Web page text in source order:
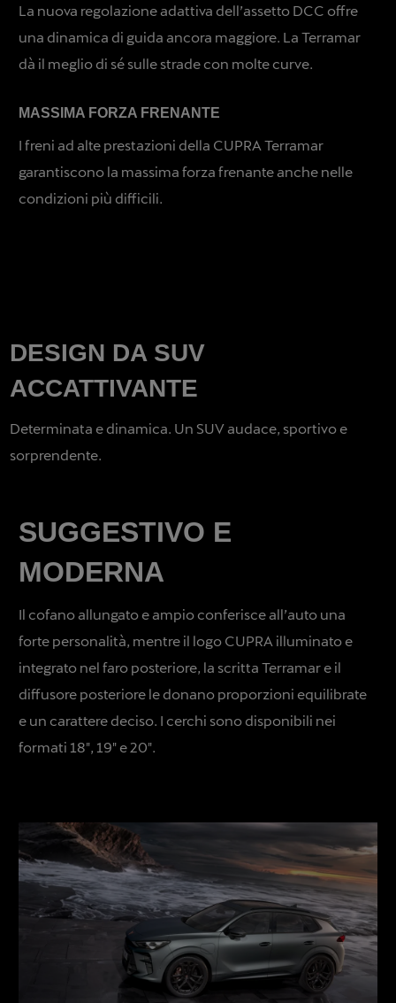
La nuova regolazione adattiva dell’assetto DCC offre
una dinamica di guida ancora maggiore. La Terramar
dà il meglio di sé sulle strade con molte curve.
MASSIMA FORZA FRENANTE
I freni ad alte prestazioni della CUPRA Terramar
garantiscono la massima forza frenante anche nelle
condizioni più difficili.
DESIGN DA SUV
ACCATTIVANTE
Determinata e dinamica. Un SUV audace, sportivo e
sorprendente.
SUGGESTIVO E
MODERNA
Il cofano allungato e ampio conferisce all’auto una
forte personalità, mentre il logo CUPRA illuminato e
integrato nel faro posteriore, la scritta Terramar e il
diffusore posteriore le donano proporzioni equilibrate
e un carattere deciso. I cerchi sono disponibili nei
formati 18", 19" e 20".